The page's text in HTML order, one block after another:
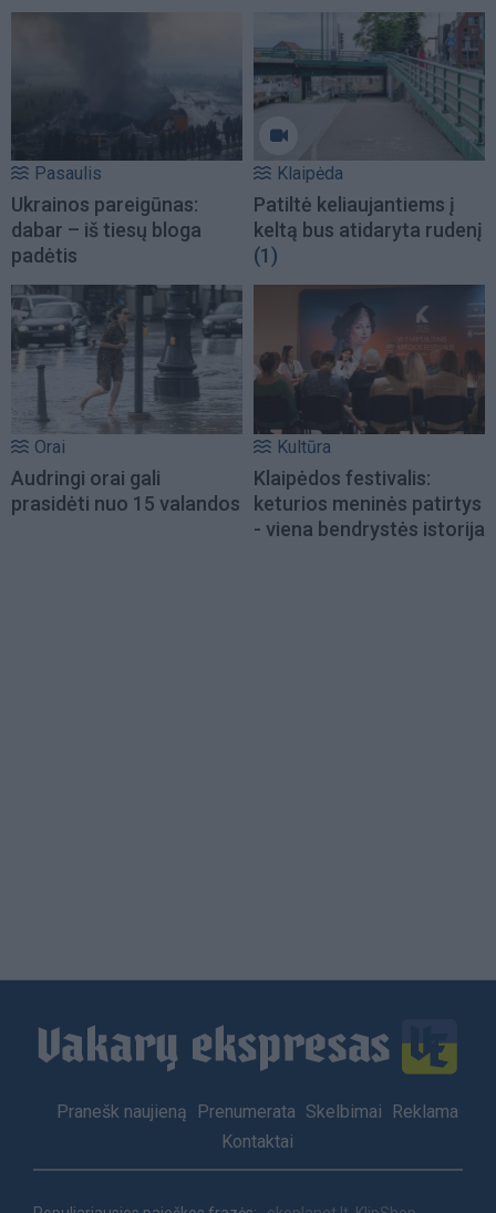
Pasaulis
Ukrainos pareigūnas:
dabar – iš tiesų bloga
padėtis
Klaipėda
Patiltė keliaujantiems į
keltą bus atidaryta rudenį
(1)
Orai
Audringi orai gali
prasidėti nuo 15 valandos
Kultūra
Klaipėdos festivalis:
keturios meninės patirtys
- viena bendrystės istorija
Footer
Pranešk naujieną Prenumerata Skelbimai
Reklama
Kontaktai